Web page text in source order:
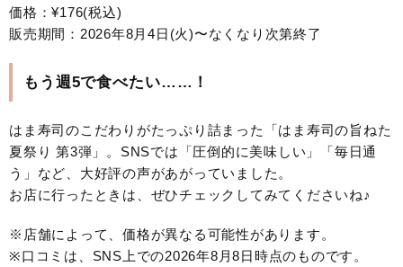
価格：¥176(税込)
販売期間：2026年8月4日(火)〜なくなり次第終了
もう週5で食べたい……！
はま寿司のこだわりがたっぷり詰まった「はま寿司の旨ねた
夏祭り 第3弾」。SNSでは「圧倒的に美味しい」「毎日通
う」など、大好評の声があがっていました。
お店に行ったときは、ぜひチェックしてみてくださいね♪
※店舗によって、価格が異なる可能性があります。
※口コミは、SNS上での2026年8月8日時点のものです。